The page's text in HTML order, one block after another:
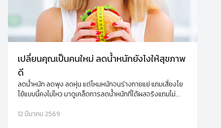
เปลี่ยนคุณเป็นคนใหม่ ลดน้ำหนักยังไงให้สุขภาพ
ดี
ลดน้ำหนัก ลดพุง ลดหุ่น แต่โหมหนักจนร่างกายแย่ แถมเสี่ยงโย
โย้แบบนี้คงไม่ไหว มาดูเคล็ดการลดน้ำหนักที่ได้ผลจริงแถมไม่
12 มีนาคม 2569